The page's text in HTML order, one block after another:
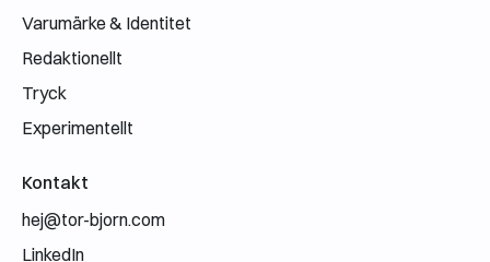
Varumärke & Identitet
Redaktionellt
Tryck
Experimentellt
Kontakt
hej@tor-bjorn.com
LinkedIn